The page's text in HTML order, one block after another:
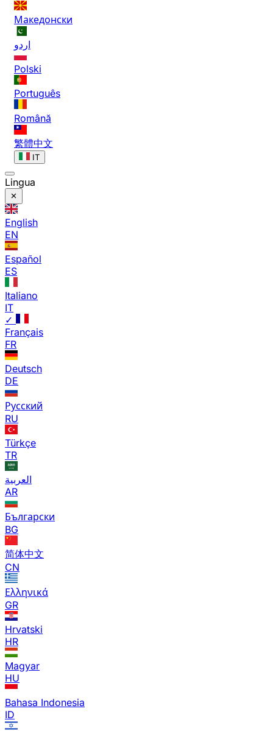
Македонски
اردو
Polski
Português
Română
繁體中文
IT
Lingua
English
EN
Español
ES
Italiano
IT
✓
Français
FR
Deutsch
DE
Русский
RU
Türkçe
TR
العربية
AR
Български
BG
简体中文
CN
Ελληνικά
GR
Hrvatski
HR
Magyar
HU
Bahasa Indonesia
ID